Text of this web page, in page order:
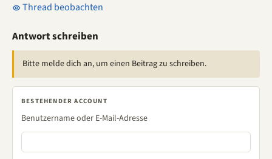
Thread beobachten
Antwort schreiben
Bitte melde dich an, um einen Beitrag zu schreiben.
BESTEHENDER ACCOUNT
Benutzername oder E-Mail-Adresse